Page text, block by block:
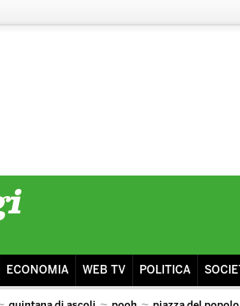
ECONOMIA WEB TV POLITICA